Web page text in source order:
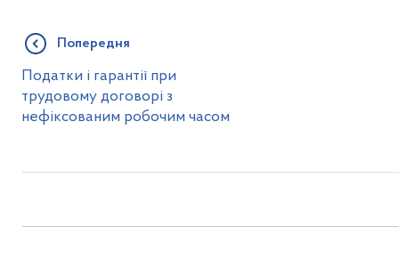
Попередня
Податки і гарантії при
трудовому договорі з
нефіксованим робочим часом